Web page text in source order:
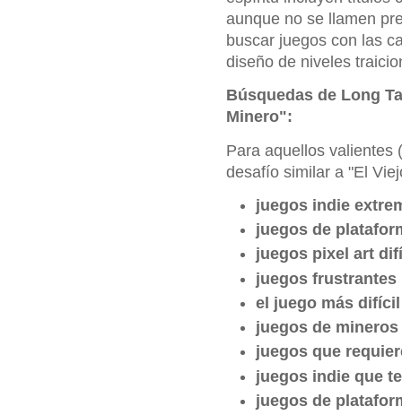
aunque no se llamen
buscar juegos con las
diseño de niveles
Búsquedas de Long
Minero":
Para aquellos valientes
desafío similar a "El
juegos indie
juegos de
juegos pixel art
juegos
el juego más
juegos de
juegos que
juegos indie que
juegos de